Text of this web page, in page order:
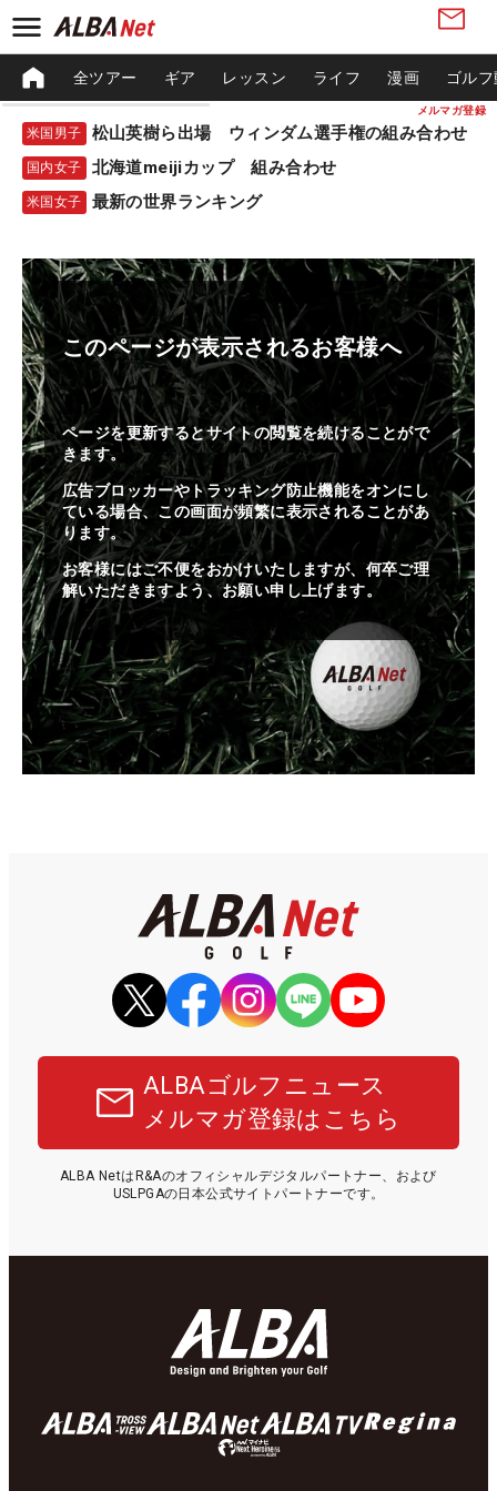
メルマガ登録
全ツアー ギア レッスン ライフ 漫画 ゴル
米国男子 松山英樹ら出場 ウィンダム選手権の組み合わせ
国内女子 北海道meijiカップ 組み合わせ
米国女子 最新の世界ランキング
このページが表示されるお客様へ
ページを更新するとサイトの閲覧を続けることがで
きます。
広告ブロッカーやトラッキング防止機能をオンにし
ている場合、この画面が頻繁に表示されることがあ
ります。
お客様にはご不便をおかけいたしますが、何卒ご理
解いただきますよう、お願い申し上げます。
ALBAゴルフニュース
メルマガ登録はこちら
ALBA NetはR&Aのオフィシャルデジタルパートナー、および
USLPGAの日本公式サイトパートナーです。